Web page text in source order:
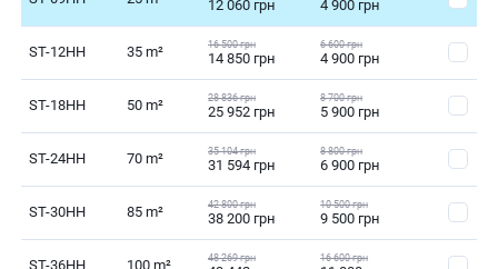
12 060 грн 4 900 грн
ST-12HH 35 m² 16 500 грн
14 850 грн
6 600 грн
4 900 грн
ST-18HH 50 m² 28 836 грн
25 952 грн
8 700 грн
5 900 грн
ST-24HH 70 m² 35 104 грн
31 594 грн
8 800 грн
6 900 грн
ST-30HH 85 m² 42 800 грн
38 200 грн
10 500 грн
9 500 грн
ST-36HH 100 m² 48 269 грн 16 600 грн